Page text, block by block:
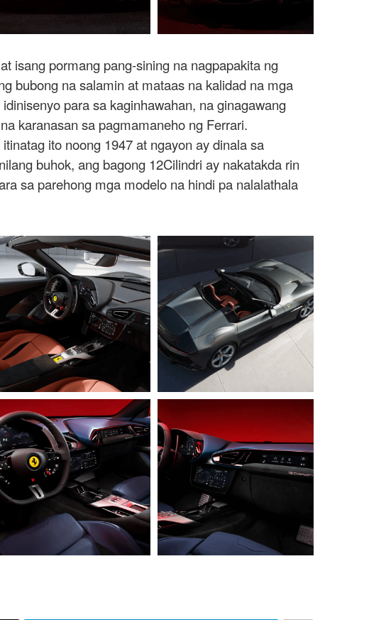
isang pormang pang-sining na nagpapakita ng
bubong na salamin at mataas na kalidad na mga
para sa kaginhawahan, na ginagawang
karanasan sa pagmamaneho ng Ferrari.
ito noong 1947 at ngayon ay dinala sa
buhok, ang bagong 12Cilindri ay nakatakda rin
sa parehong mga modelo na hindi pa nalalathala